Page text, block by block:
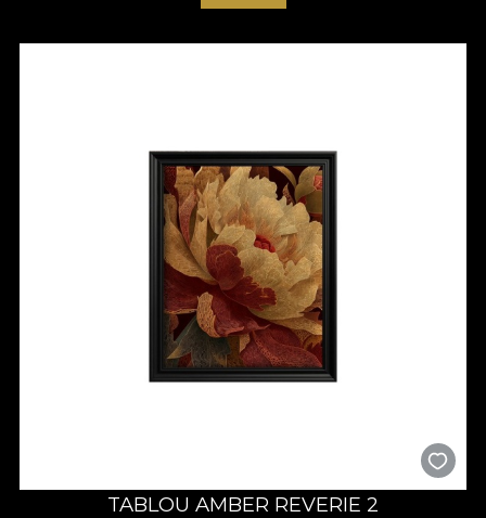
TABLOU AMBER REVERIE 2